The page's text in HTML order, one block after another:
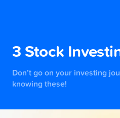
3 Stock
Don’t go on your investing
knowing these!